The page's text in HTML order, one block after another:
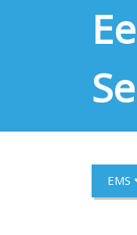
EMS